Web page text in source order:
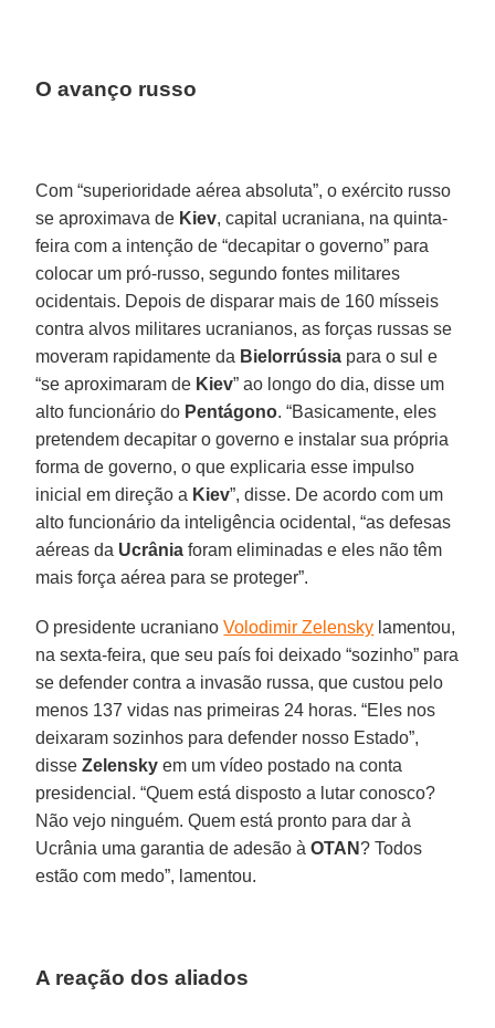
O avanço russo
Com “superioridade aérea absoluta”, o exército russo
se aproximava de Kiev, capital ucraniana, na quinta-
feira com a intenção de “decapitar o governo” para
colocar um pró-russo, segundo fontes militares
ocidentais. Depois de disparar mais de 160 mísseis
contra alvos militares ucranianos, as forças russas se
moveram rapidamente da Bielorrússia para o sul e
“se aproximaram de Kiev” ao longo do dia, disse um
alto funcionário do Pentágono. “Basicamente, eles
pretendem decapitar o governo e instalar sua própria
forma de governo, o que explicaria esse impulso
inicial em direção a Kiev”, disse. De acordo com um
alto funcionário da inteligência ocidental, “as defesas
aéreas da Ucrânia foram eliminadas e eles não têm
mais força aérea para se proteger”.
O presidente ucranianoVolodimir Zelensky lamentou,
na sexta-feira, que seu país foi deixado “sozinho” para
se defender contra a invasão russa, que custou pelo
menos 137 vidas nas primeiras 24 horas. “Eles nos
deixaram sozinhos para defender nosso Estado”,
disseZelensky em um vídeo postado na conta
presidencial. “Quem está disposto a lutar conosco?
Não vejo ninguém. Quem está pronto para dar à
Ucrânia uma garantia de adesão àOTAN? Todos
estão com medo”, lamentou.
A reação dos aliados